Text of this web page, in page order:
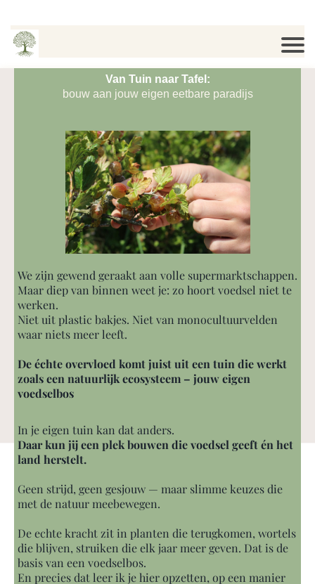
Van Tuin naar Tafel:
bouw aan jouw eigen eetbare paradijs
We zijn gewend geraakt aan volle supermarktschappen.
Maar diep van binnen weet je: zo hoort voedsel niet te
werken.
Niet uit plastic bakjes. Niet van monocultuurvelden
waar niets meer leeft.
De échte overvloed komt juist uit een tuin die werkt
zoals een natuurlijk ecosysteem – jouw eigen
voedselbos
In je eigen tuin kan dat anders.
Daar kun jij een plek bouwen die voedsel geeft én het
land herstelt.
Geen strijd, geen gesjouw — maar slimme keuzes die
met de natuur meebewegen.
De echte kracht zit in planten die terugkomen, wortels
die blijven, struiken die elk jaar meer geven. Dat is de
basis van een voedselbos.
En precies dat leer ik je hier opzetten, op een manier